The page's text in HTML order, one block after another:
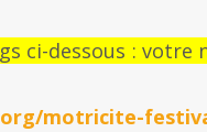
ci-dessous : votre
motricite-